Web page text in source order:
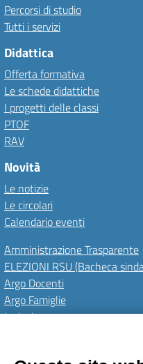
Percorsi di studio
Tutti i servizi
Didattica
Offerta formativa
Le schede didattiche
I progetti delle classi
PTOF
RAV
Novità
Le notizie
Le circolari
Calendario eventi
Amministrazione Trasparente
ELEZIONI RSU (Bacheca
Argo Docenti
Argo Famiglie
Inclusione